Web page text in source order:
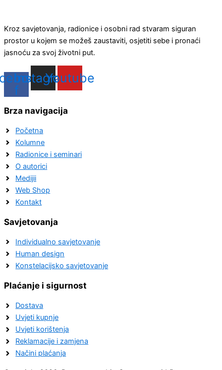
Kroz savjetovanja, radionice i osobni rad stvaram siguran
prostor u kojem se možeš zaustaviti, osjetiti sebe i pronaći
jasnoću za svoj životni put.
f
Instagram
Youtube
Brza navigacija
Početna
Kolumne
Radionice i seminari
O autorici
Medijii
Web Shop
Kontakt
Savjetovanja
Individualno savjetovanje
Human design
Konstelacijsko savjetovanje
Plaćanje i sigurnost
Dostava
Uvjeti kupnje
Uvjeti korištenja
Reklamacije i zamjena
Načini plaćanja